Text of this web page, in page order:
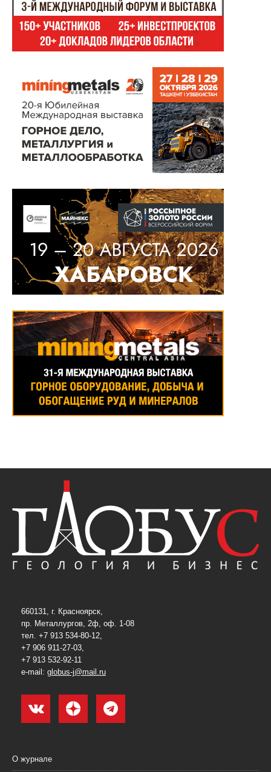
660131, г. Красноярск,
пр. Металлургов, 2ф, оф. 1-08
тел. +7 913 534-80-12,
+7 906 911-27-03,
+7 913 532-92-11
e-mail: globus-j@mail.ru
О журнале